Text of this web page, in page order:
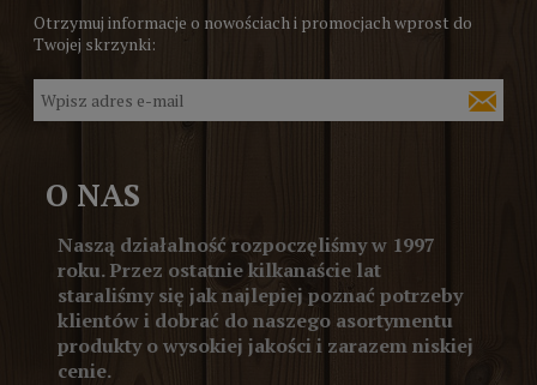
Otrzymuj informacje o nowościach i promocjach wprost do
Twojej skrzynki:
O NAS
Naszą działalność rozpoczęliśmy w 1997
roku. Przez ostatnie kilkanaście lat
staraliśmy się jak najlepiej poznać potrzeby
klientów i dobrać do naszego asortymentu
produkty o wysokiej jakości i zarazem niskiej
cenie.